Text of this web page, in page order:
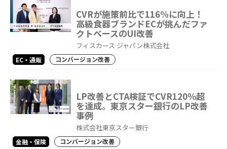
CVRが施策前比で116%に向上！
高級食器ブランドECが挑んだファ
クトベースのUI改善
フィスカース ジャパン株式会社
EC・通販 コンバージョン改善
LP改善とCTA検証でCVR120％超
を達成。東京スター銀行のLP改善
事例
株式会社東京スター銀行
金融・保険 コンバージョン改善